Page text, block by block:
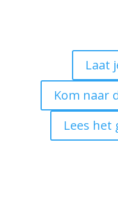
Laat
Kom naar
Lees het